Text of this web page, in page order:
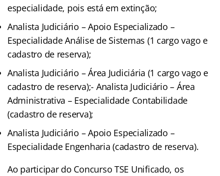
especialidade, pois está em extinção;
Analista Judiciário – Apoio Especializado –
Especialidade Análise de Sistemas (1 cargo vago e
cadastro de reserva);
Analista Judiciário – Área Judiciária (1 cargo vago e
cadastro de reserva);- Analista Judiciário – Área
Administrativa – Especialidade Contabilidade
(cadastro de reserva);
Analista Judiciário – Apoio Especializado –
Especialidade Engenharia (cadastro de reserva).
Ao participar do Concurso TSE Unificado, os